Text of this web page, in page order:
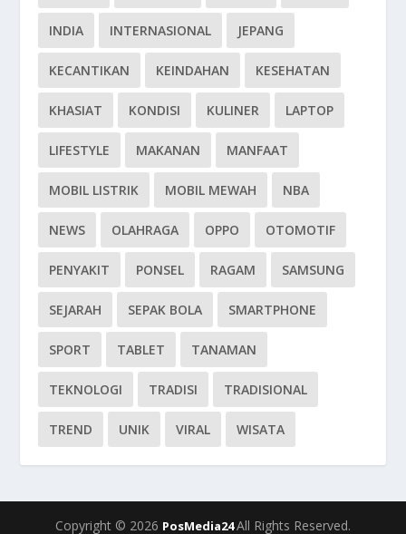
INDIA INTERNASIONAL JEPANG
KECANTIKAN KEINDAHAN KESEHATAN
KHASIAT KONDISI KULINER LAPTOP
LIFESTYLE MAKANAN MANFAAT
MOBIL LISTRIK MOBIL MEWAH NBA
NEWS OLAHRAGA OPPO OTOMOTIF
PENYAKIT PONSEL RAGAM SAMSUNG
SEJARAH SEPAK BOLA SMARTPHONE
SPORT TABLET TANAMAN
TEKNOLOGI TRADISI TRADISIONAL
TREND UNIK VIRAL WISATA
Copyright © 2026 PosMedia24All Rights Reserved.